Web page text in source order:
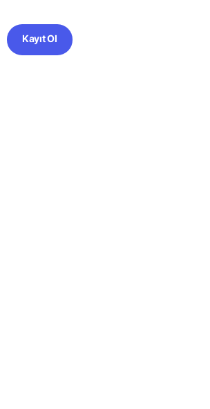
Kayıt Ol